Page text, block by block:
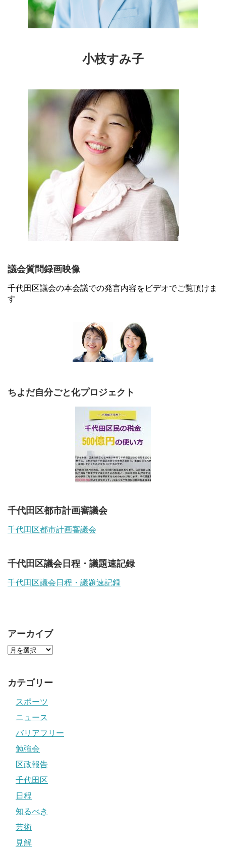
小枝すみ子
議会質問録画映像
千代田区議会の本会議での発言内容をビデオでご覧頂けま
す
ちよだ自分ごと化プロジェクト
千代田区都市計画審議会
千代田区都市計画審議会
千代田区議会日程・議題速記録
千代田区議会日程・議題速記録
アーカイブ
カテゴリー
スポーツ
ニュース
バリアフリー
勉強会
区政報告
千代田区
日程
知るべき
芸術
見解